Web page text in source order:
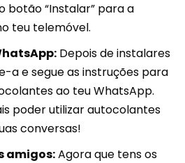
botão “Instalar” para a
teu telemóvel.
Depois de instalares
a e segue as instruções para
ao teu WhatsApp.
poder utilizar autocolantes
conversas!
amigos:Agora que tens os